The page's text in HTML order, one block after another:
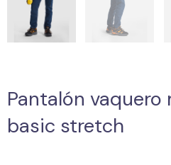
Pantalón
basic stretch